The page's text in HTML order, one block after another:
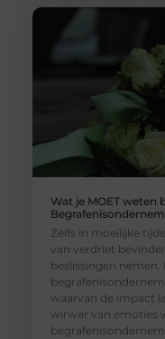
Wat je MOET weten
Zelfs in moeilijke
van verdriet
beslissingen nemen.
waarvan de impact
wirwar van emoties